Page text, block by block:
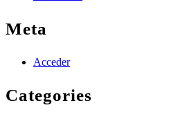
Meta
Acceder
Categories